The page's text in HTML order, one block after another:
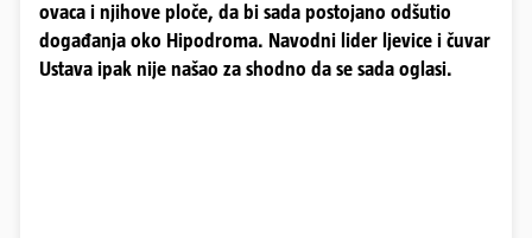
ovaca i njihove ploče, da bi sada postojano odšutio
događanja oko Hipodroma. Navodni lider ljevice i čuvar
Ustava ipak nije našao za shodno da se sada oglasi.